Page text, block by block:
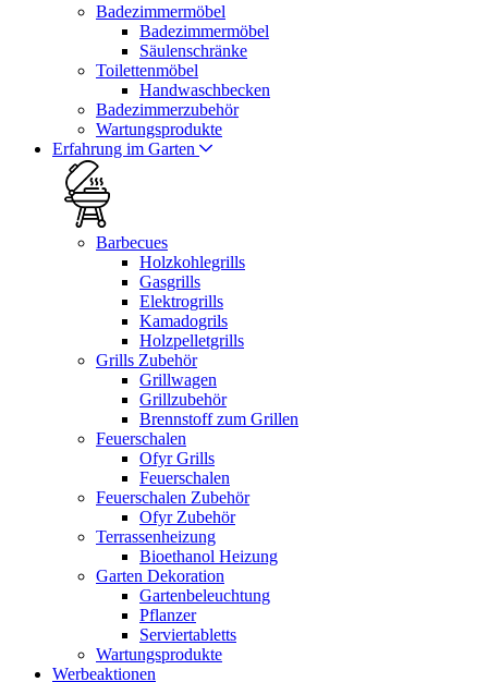
Badezimmermöbel
Badezimmermöbel
Säulenschränke
Toilettenmöbel
Handwaschbecken
Badezimmerzubehör
Wartungsprodukte
Erfahrung im Garten
Barbecues
Holzkohlegrills
Gasgrills
Elektrogrills
Kamadogrils
Holzpelletgrills
Grills Zubehör
Grillwagen
Grillzubehör
Brennstoff zum Grillen
Feuerschalen
Ofyr Grills
Feuerschalen
Feuerschalen Zubehör
Ofyr Zubehör
Terrassenheizung
Bioethanol Heizung
Garten Dekoration
Gartenbeleuchtung
Pflanzer
Serviertabletts
Wartungsprodukte
Werbeaktionen